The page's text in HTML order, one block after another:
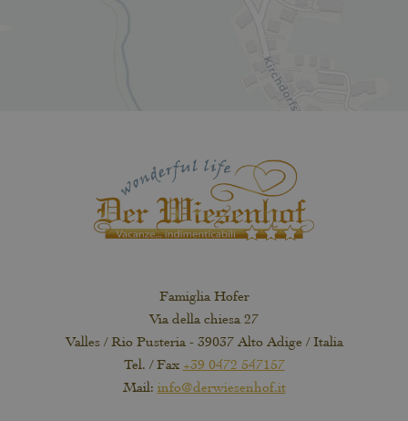
Famiglia Hofer
Via della chiesa 27
Valles / Rio Pusteria - 39037 Alto Adige / Italia
Tel. / Fax +39 0472 547157
Mail: info@derwiesenhof.it